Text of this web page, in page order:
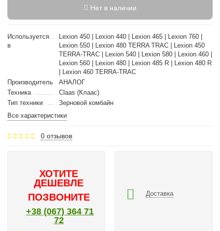
Нет в наличии
Используется
в
Lexion 450 | Lexion 440 | Lexion 465 | Lexion 760 |
Lexion 550 | Lexion 480 TERRA TRAC | Lexion 450
TERRA-TRAC | Lexion 540 | Lexion 580 | Lexion 460 |
Lexion 560 | Lexion 480 | Lexion 485 R | Lexion 480 R
| Lexion 460 TERRA-TRAC
Производитель
АНАЛОГ
Техника
Claas (Клаас)
Тип техники
Зерновой комбайн
Все характеристики
0 отзывов
ХОТИТЕ
ДЕШЕВЛЕ
ПОЗВОНИТЕ
+38 (067) 364 71
72
Доставка